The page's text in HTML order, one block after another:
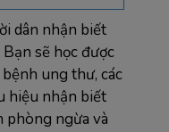
dân nhận biết
sẽ học được
ung thư, các
hiệu nhận biết
phòng ngừa và